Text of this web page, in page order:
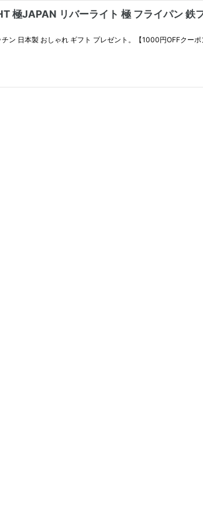
極JAPAN リバーライト 極 フライパン
ン 日本製 おしゃれ ギフト プレゼント。【1000円OFFクー